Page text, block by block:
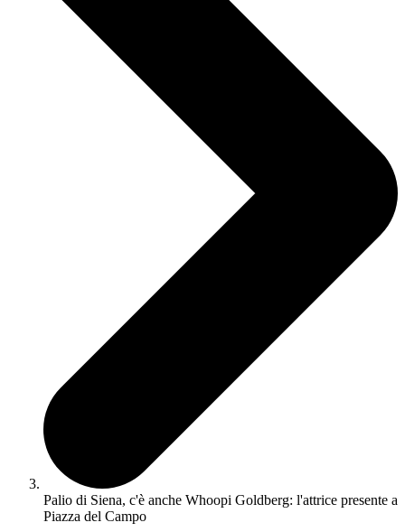
Palio di Siena, c'è anche Whoopi Goldberg: l'attrice presente a
Piazza del Campo